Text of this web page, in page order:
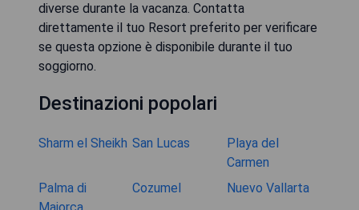
diverse durante la vacanza. Contatta
direttamente il tuo Resort preferito per verificare
se questa opzione è disponibile durante il tuo
soggiorno.
Destinazioni popolari
Sharm el Sheikh San Lucas
Playa del
Carmen
Palma di
Cozumel Nuevo Vallarta